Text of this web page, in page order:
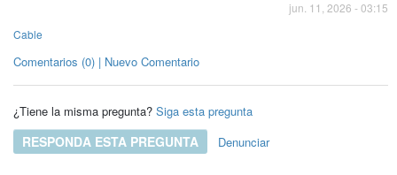
jun. 11, 2026 - 03:15
Cable
Comentarios (0) | Nuevo Comentario
¿Tiene la misma pregunta? Siga esta pregunta
RESPONDA ESTA PREGUNTA Denunciar